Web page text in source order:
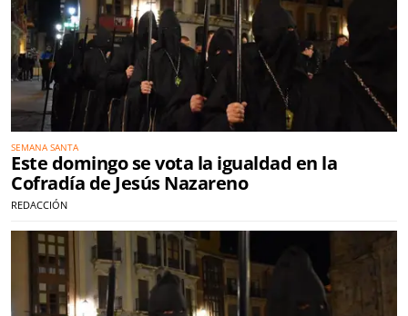
SEMANA SANTA
Este domingo se vota la igualdad en la
Cofradía de Jesús Nazareno
REDACCIÓN